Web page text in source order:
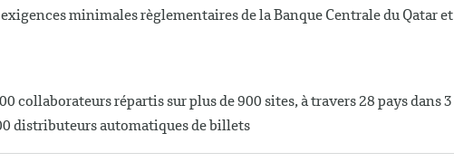
minimales règlementaires de la Banque Centrale du Qatar et
collaborateurs répartis sur plus de 900 sites, à travers 28 pays dans 3
distributeurs automatiques de billets